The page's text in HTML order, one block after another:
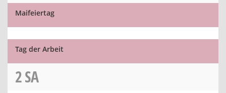
Maifeiertag
Tag der Arbeit
2SA